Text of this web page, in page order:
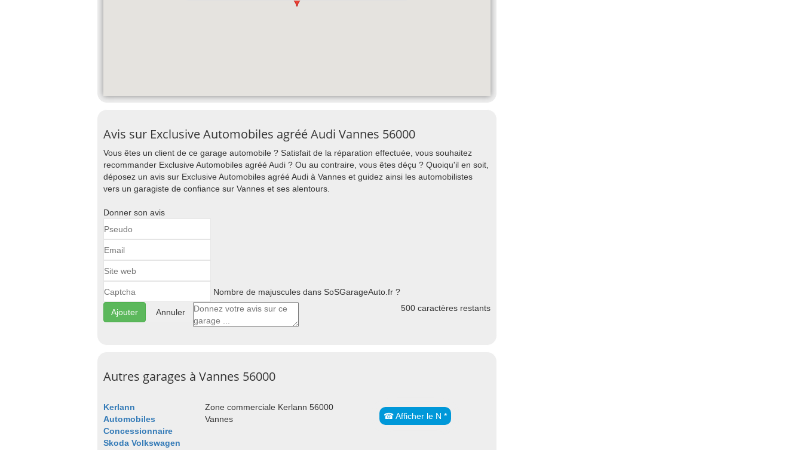
Avis sur Exclusive Automobiles agréé Audi Vannes 56000
Vous êtes un client de ce garage automobile ? Satisfait de la réparation effectuée, vous souhaitez
recommander Exclusive Automobiles agréé Audi ? Ou au contraire, vous êtes déçu ? Quoiqu'il en soit,
déposez un avis sur Exclusive Automobiles agréé Audi à Vannes et guidez ainsi les automobilistes
vers un garagiste de confiance sur Vannes et ses alentours.
Donner son avis
Nombre de majuscules dans SoSGarageAuto.fr ?
Annuler 500 caractères restants
Autres garages à Vannes 56000
Kerlann
Automobiles
Concessionnaire
Skoda Volkswagen
Zone commerciale Kerlann 56000
Vannes
☎ Afficher le N *